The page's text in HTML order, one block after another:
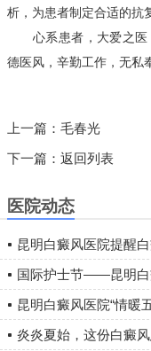
析，为患者制定合适的抗
心系患者，大爱之医
德医风，辛勤工作，无私
上一篇：毛春光
下一篇：返回列表
医院动态
国际护士节——昆明白
炎炎夏始，这份白癜